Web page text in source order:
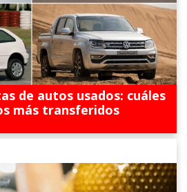
de autos usados: cuáles
más transferidos